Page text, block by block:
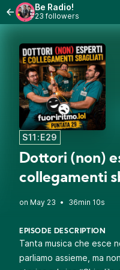
Be Radio!
23 followers
S11:E29
Dottori (non)
collegamenti
• 36min 10s
EPISODE DESCRIPTION
Tanta musica che esce
parliamo assieme, ma